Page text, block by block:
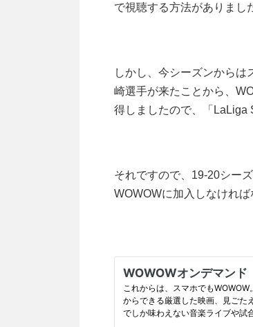
で視聴する方法がありまし
しかし、今シーズンから
崎選手が来たことから、
得しましたので、「LaLiga
それですので、19-20シー
WOWOWに加入しなければ